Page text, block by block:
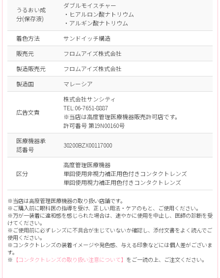
うるおい成
分(保存液)
ダブルモイスチャー
・ヒアルロン酸ナトリウム
・アルギン酸ナトリウム
着色方法
サンドイッチ構造
販売元
フロムアイズ株式会社
製造販売元
フロムアイズ株式会社
製造国
マレーシア
広告文責
株式会社サンシティ
TEL:06-7651-8887
※当店は高度管理医療機器販売許可店です。
許可番号 第19N00160号
医療機器承
認番号
30200BZX00117000
区分
高度管理医療機器
単回使用非視力補正用色付きコンタクトレンズ
単回使用視力補正用色付きコンタクトレンズ
※当店は高度管理医療機器の取り扱い店舗です。
※ご購入前に眼科医の指導を受け、正しい用法・ケアのもと、ご使用ください。
※万が一装着に違和感を感じられた場合は、速やかに使用を中止し、医師の診断を受
けてください。
※ご使用前に必ずレンズに不具合が生じていないか確認し、添付文書をよく読んでご
使用ください。
※コンタクトレンズの装着イメージや発色感、与える印象などには個人差がございま
す。
※ 【コンタクトレンズの取り扱い注意について】 をご一読の上、ご注文ください。